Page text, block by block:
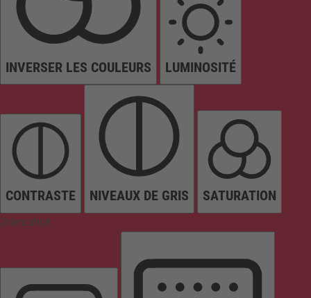
INVERSER LES COULEURS LUMINOSITÉ
CONTRASTE NIVEAUX DE GRIS SATURATION
Orientation